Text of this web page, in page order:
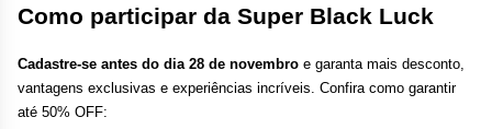
Como participar da Super Black Luck
Cadastre-se antes do dia 28 de novembro e garanta mais desconto,
vantagens exclusivas e experiências incríveis. Confira como garantir
até 50% OFF: